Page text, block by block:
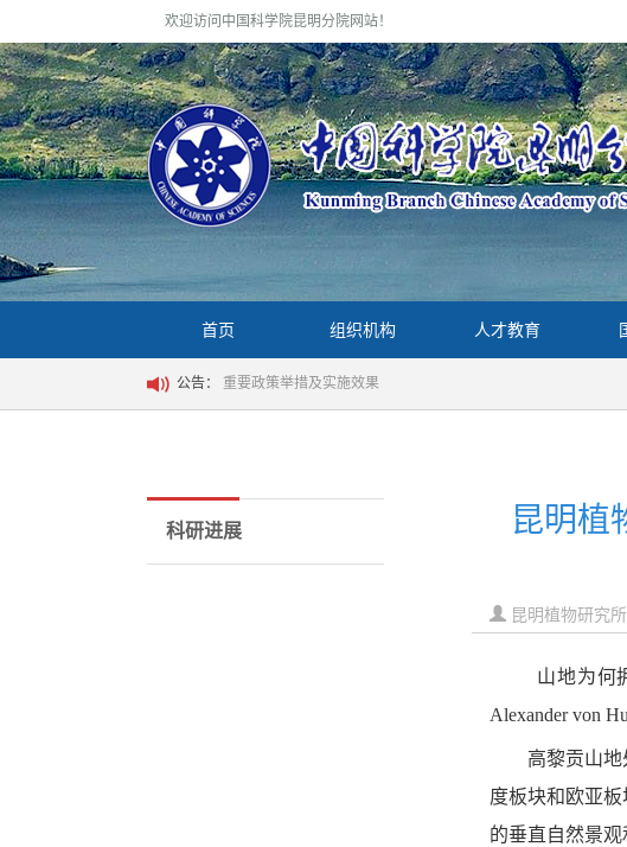
欢迎访问中国科学院昆明分院网站！
首页 组织机构 人才教育
公告： 重要政策举措及实施效果
科研进展
昆明植
昆明植物研究所
山地为何
Alexander von
高黎贡山
度板块和欧亚
的垂直自然景